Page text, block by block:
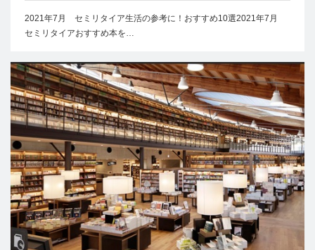
2021年7月 セミリタイア生活の参考に！おすすめ10選2021年7月
セミリタイアおすすめ本を…